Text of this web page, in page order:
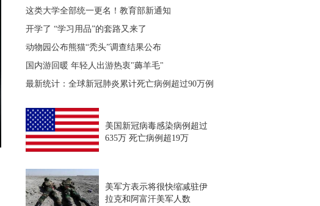
这类大学全部统一更名！教育部新通知
开学了 “学习用品”的套路又来了
动物园公布熊猫“秃头”调查结果公布
国内游回暖 年轻人出游热衷"薅羊毛"
最新统计：全球新冠肺炎累计死亡病例超过90万例
美国新冠病毒感染病例超过
635万 死亡病例超19万
美军方表示将很快缩减驻伊
拉克和阿富汗美军人数